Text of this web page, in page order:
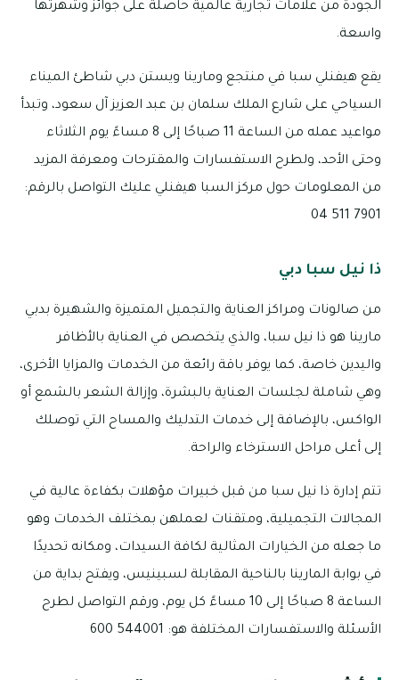
الجودة من علامات تجارية عالمية حاصلة على جوائز وشهرتها
واسعة.
يقع هيفنلي سبا في منتجع وﻣﺎرﻳﻨﺎ ويستن دبي شاطئ الميناء
السياحي على شارع الملك سلمان بن عبد العزيز آل سعود، وتبدأ
مواعيد عمله من الساعة 11 صباحًا إلى 8 مساءً يوم الثلاثاء
وحتى الأحد، ولطرح الاستفسارات والمقترحات ومعرفة المزيد
من المعلومات حول مركز السبا هيفنلي عليك التواصل بالرقم:
7901 511 04
ذا نيل سبا دبي
من صالونات ومراكز العناية والتجميل المتميزة والشهيرة بدبي
مارينا هو ذا نيل سبا، والذي يتخصص في العناية بالأظافر
واليدين خاصة، كما يوفر باقة رائعة من الخدمات والمزايا الأخرى،
وهي شاملة لجلسات العناية بالبشرة، وإزالة الشعر بالشمع أو
الواكس، بالإضافة إلى خدمات التدليك والمساح التي توصلك
إلى أعلى مراحل الاسترخاء والراحة.
تتم إدارة ذا نيل سبا من قبل خبيرات مؤهلات بكفاءة عالية في
المجالات التجميلية، ومتقنات لعملهن بمختلف الخدمات وهو
ما جعله من الخيارات المثالية لكافة السيدات، ومكانه تحديدًا
في بوابة المارينا بالناحية المقابلة لسبينيس، ويفتح بداية من
الساعة 8 صباحًا إلى 10 مساءً كل يوم، ورقم التواصل لطرح
الأسئلة والاستفسارات المختلفة هو: 544001 600